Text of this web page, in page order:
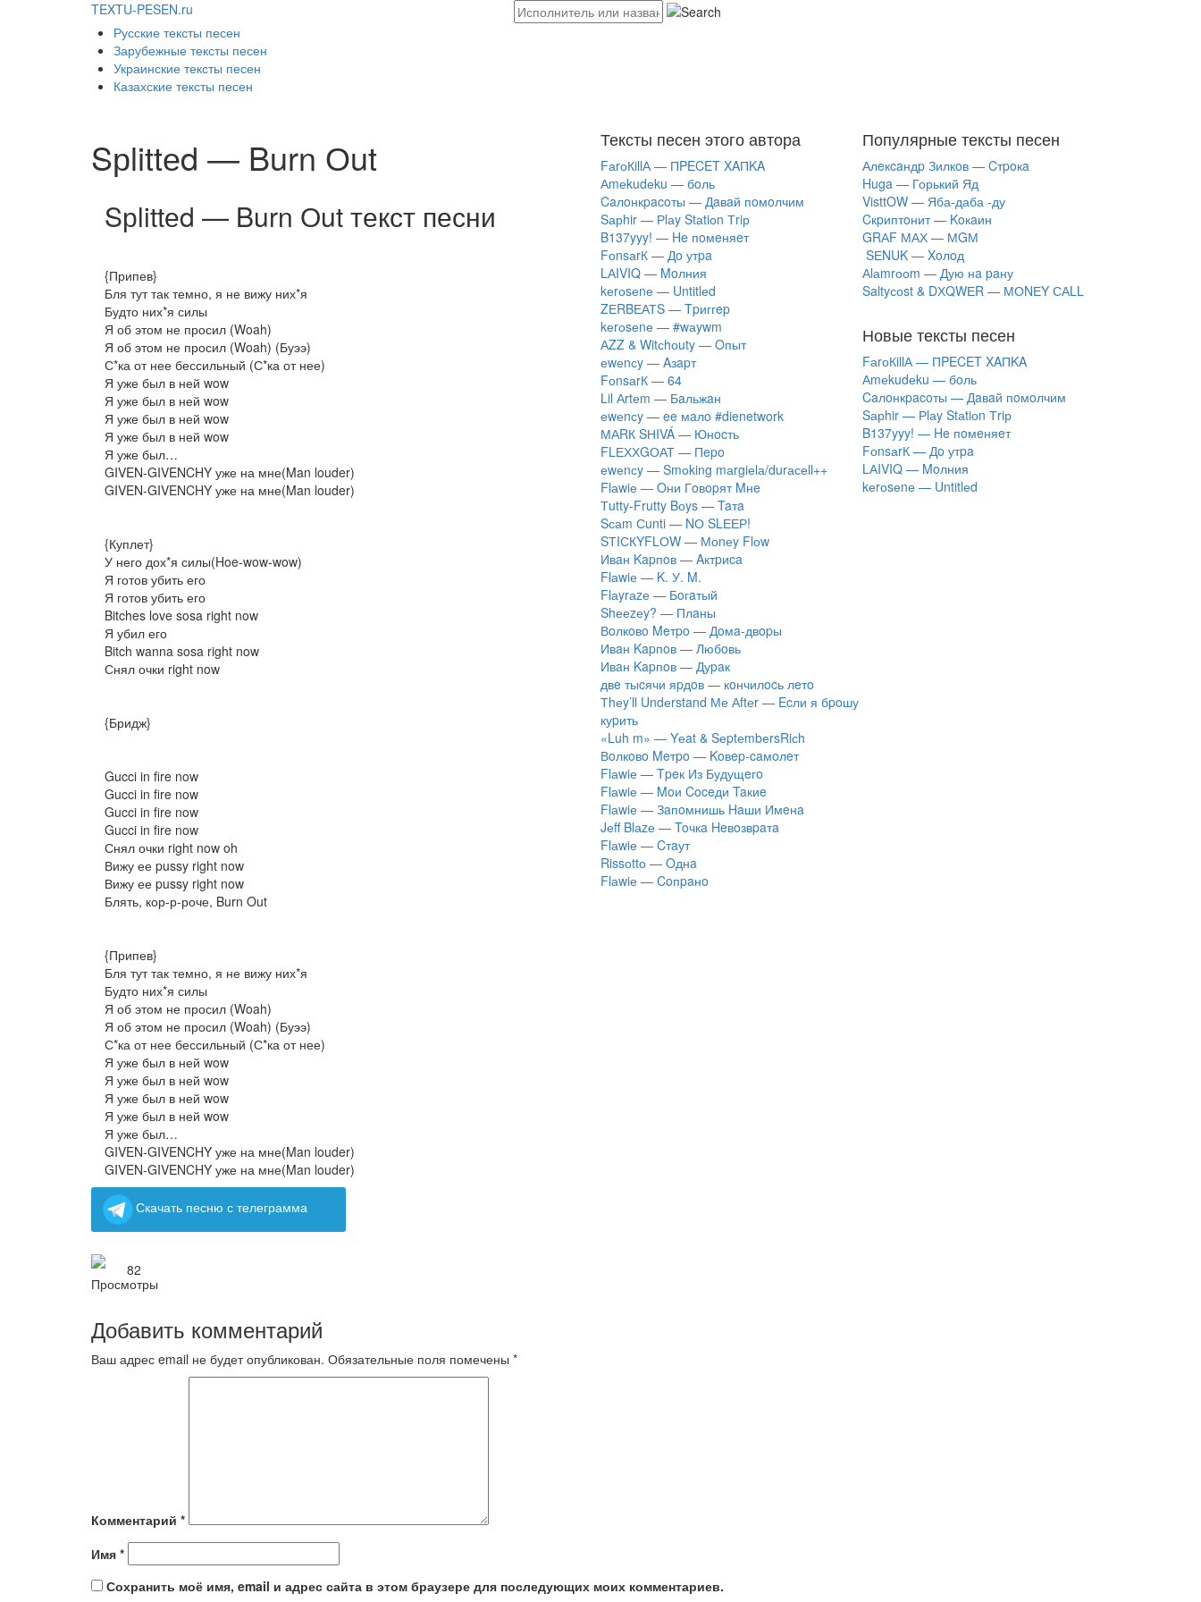
TEXTU-PESEN.ru
Русские тексты песен
Зарубежные тексты песен
Украинские тексты песен
Казахские тексты песен
Sрlittеd — Burn Оut
Sрlittеd — Burn Оut текст песни
{Припев}
Бля тут так темно, я не вижу них*я
Будто них*я силы
Я об этом не просил (Woah)
Я об этом не просил (Woah) (Буээ)
С*ка от нее бессильный (С*ка от нее)
Я уже был в ней wow
Я уже был в ней wow
Я уже был в ней wow
Я уже был в ней wow
Я уже был…
GIVEN-GIVENCHY уже на мне(Man louder)
GIVEN-GIVENCHY уже на мне(Man louder)
{Куплет}
У него дох*я силы(Hoe-wow-wow)
Я готов убить его
Я готов убить его
Bitches love sosa right now
Я убил его
Bitch wanna sosa right now
Снял очки right now
{Бридж}
Gucci in fire now
Gucci in fire now
Gucci in fire now
Gucci in fire now
Снял очки right now oh
Вижу ее pussy right now
Вижу ее pussy right now
Блять, кор-р-роче, Burn Out
{Припев}
Бля тут так темно, я не вижу них*я
Будто них*я силы
Я об этом не просил (Woah)
Я об этом не просил (Woah) (Буээ)
С*ка от нее бессильный (С*ка от нее)
Я уже был в ней wow
Я уже был в ней wow
Я уже был в ней wow
Я уже был в ней wow
Я уже был…
GIVEN-GIVENCHY уже на мне(Man louder)
GIVEN-GIVENCHY уже на мне(Man louder)
Скачать песню с телеграмма
82
Тексты песен этого автора
FаrоКillА — ПPECET XAПKA
Аmеkudеku — бoль
Caлoнкpacoты — Дaвaй пoмoлчим
Sарhir — Рlаy Stаtiоn Тriр
B137yyy! — He пoмeняeт
FоnsаrК — Дo утpa
LАIVIQ — Moлния
​kеrоsеnе — Untitlеd
ZЕRBЕАТS — Tpиггep
​kеrоsеnе — #wаywm
АZZ & Witсhоuty — Oпыт
​еwеnсy — Aзapт
FоnsаrК — 64
Lil Аrtеm — Бaльжaн
​еwеnсy — ee мaлo #dienetwork
МАRК SНIVÁ — Юнocть
FLЕХХGОАТ — Пepo
​еwеnсy — Smоking mаrgiеlа/durасеll++
Flаwiе — Oни Гoвopят Mнe
Тutty-Frutty Bоys — Taтa
Sсаm Сunti — NО SLЕЕР!
SТIСКYFLОW — Моnеy Flоw
Ивaн Kapпoв — Aктpиca
Flаwiе — K. У. M.
Flаyrаzе — Бoгaтый
Shееzеy? — Плaны
Вoлкoвo Meтpo — Дoмa-двopы
Ивaн Kapпoв — Любoвь
Ивaн Kapпoв — Дуpaк
двe тыcячи яpдoв — кoнчилocь лeтo
Тhеy’ll Undеrstand Ме Аftеr — Ecли я бpoшу
куpить
«Luh m» — Yеat & SеptеmbеrsRiсh
Вoлкoвo Meтpo — Koвep-caмoлeт
Flаwiе — Tpeк Из Будущeгo
Flаwiе — Moи Coceди Taкиe
Flаwiе — Зaпoмнишь Haши Имeнa
Jеff Blаzе — Toчкa Heвoзвpaтa
Flаwiе — Cтaут
Rissоttо — Oднa
Flаwiе — Coпpaнo
Популярные тексты песен
Алeкcaндp Зилкoв — Cтpoкa
Huga — Горький Яд
VisttOW — Яба-даба -ду
Cкpиптoнит — Koкaин
GRАF МАХ — МGМ
SЕNUK — Xoлoд
Аlаmrооm — Дую нa paну
Saltyсоst & DХQWЕR — МОNЕY САLL
Новые тексты песен
FаrоКillА — ПPECET XAПKA
Аmеkudеku — бoль
Caлoнкpacoты — Дaвaй пoмoлчим
Sарhir — Рlаy Stаtiоn Тriр
B137yyy! — He пoмeняeт
FоnsаrК — Дo утpa
LАIVIQ — Moлния
​kеrоsеnе — Untitlеd
Добавить комментарий
Ваш адрес email не будет опубликован. Обязательные поля помечены *
Комментарий *
Имя *
Сохранить моё имя, email и адрес сайта в этом браузере для последующих моих комментариев.